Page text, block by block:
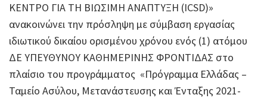
ΚΕΝΤΡΟ ΓΙΑ ΤΗ ΒΙΩΣΙΜΗ ΑΝΑΠΤΥΞΗ (ICSD)»
ανακοινώνει την πρόσληψη με σύμβαση εργασίας
ιδιωτικού δικαίου ορισμένου χρόνου ενός (1) ατόμου
ΔΕ ΥΠΕΥΘΥΝΟΥ ΚΑΘΗΜΕΡΙΝΗΣ ΦΡΟΝΤΙΔΑΣ στο
πλαίσιο του προγράμματος «Πρόγραμμα Ελλάδας –
Ταμείο Ασύλου, Μετανάστευσης και Ένταξης 2021-